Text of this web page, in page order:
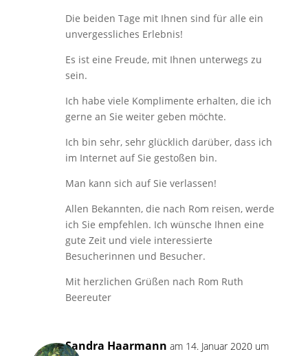
Die beiden Tage mit Ihnen sind für alle ein
unvergessliches Erlebnis!
Es ist eine Freude, mit Ihnen unterwegs zu
sein.
Ich habe viele Komplimente erhalten, die ich
gerne an Sie weiter geben möchte.
Ich bin sehr, sehr glücklich darüber, dass ich
im Internet auf Sie gestoßen bin.
Man kann sich auf Sie verlassen!
Allen Bekannten, die nach Rom reisen, werde
ich Sie empfehlen. Ich wünsche Ihnen eine
gute Zeit und viele interessierte
Besucherinnen und Besucher.
Mit herzlichen Grüßen nach Rom Ruth
Beereuter
Sandra Haarmann am 14. Januar 2020 um